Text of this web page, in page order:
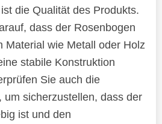
die Qualität des Produkts.
dass der Rosenbogen
Material wie Metall oder Holz
stabile Konstruktion
Sie auch die
um sicherzustellen, dass der
ist und den